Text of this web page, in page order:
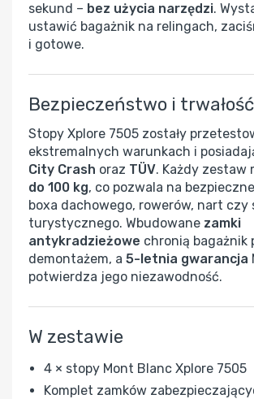
sekund – bez użycia narzędzi.
ustawić bagażnik na relingach,
i gotowe.
Bezpieczeństwo i trwałość
Stopy Xplore 7505 zostały
ekstremalnych warunkach i
City Crash oraz TÜV. Każdy zestaw
do 100 kg, co pozwala na
boxa dachowego, rowerów, nart czy
turystycznego. Wbudowane zamki
antykradzieżowe chronią bagażnik
demontażem, a 5-letnia gwarancja
potwierdza jego niezawodność.
W zestawie
4 × stopy Mont Blanc Xplore 7505
Komplet zamków